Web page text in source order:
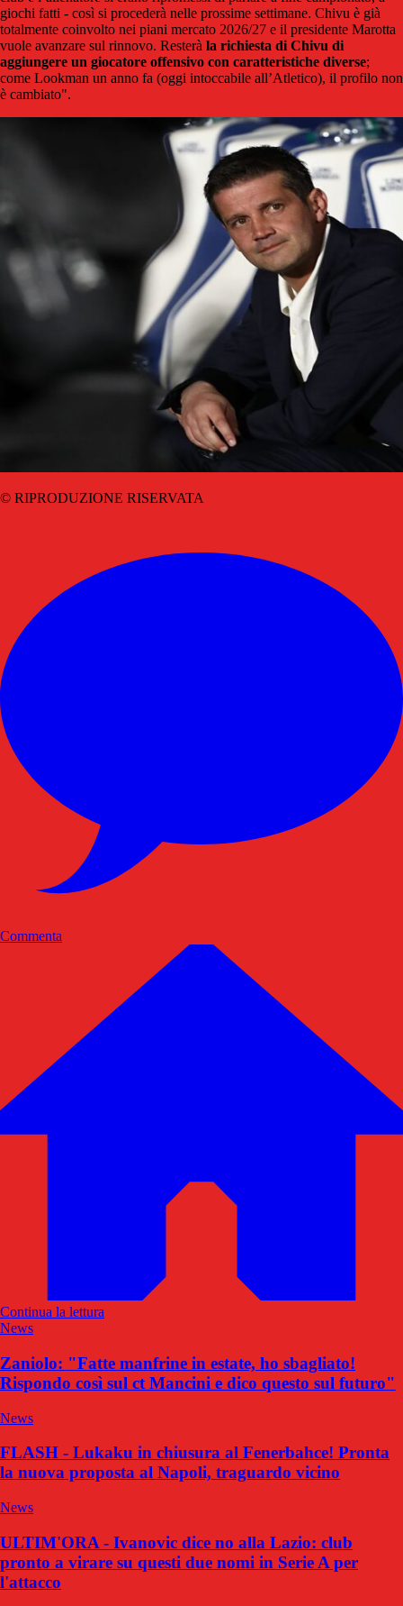
giochi fatti - così si procederà nelle prossime settimane. Chivu è già
totalmente coinvolto nei piani mercato 2026/27 e il presidente Marotta
vuole avanzare sul rinnovo. Resterà la richiesta di Chivu di
aggiungere un giocatore offensivo con caratteristiche diverse;
come Lookman un anno fa (oggi intoccabile all’Atletico), il profilo non
è cambiato".
© RIPRODUZIONE RISERVATA
Commenta
Continua la lettura
News
Zaniolo: "Fatte manfrine in estate, ho sbagliato!
Rispondo così sul ct Mancini e dico questo sul futuro"
News
FLASH - Lukaku in chiusura al Fenerbahce! Pronta
la nuova proposta al Napoli, traguardo vicino
News
ULTIM'ORA - Ivanovic dice no alla Lazio: club
pronto a virare su questi due nomi in Serie A per
l'attacco